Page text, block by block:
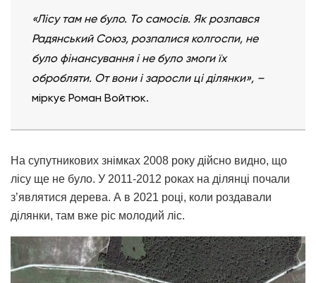
«Лісу там не було. То самосів. Як розпався
Радянський Союз, розпалися колгоспи, не
було фінансування і не було змоги їх
обробляти. От вони і заросли ці ділянки», –
міркує Роман Войтюк.
На супутникових знімках 2008 року дійсно видно, що
лісу ще не було. У 2011-2012 роках на ділянці почали
з’являтися дерева. А в 2021 році, коли роздавали
ділянки, там вже ріс молодий ліс.